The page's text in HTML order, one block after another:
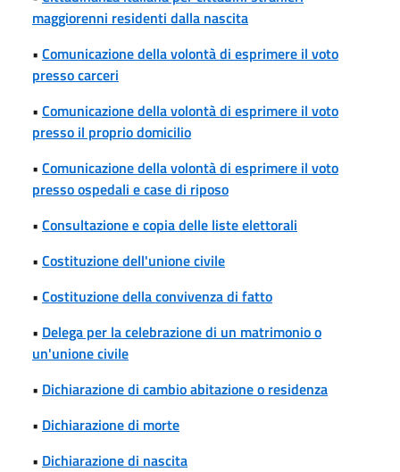
maggiorenni residenti dalla nascita
• Comunicazione della volontà di esprimere il voto
presso carceri
• Comunicazione della volontà di esprimere il voto
presso il proprio domicilio
• Comunicazione della volontà di esprimere il voto
presso ospedali e case di riposo
• Consultazione e copia delle liste elettorali
• Costituzione dell'unione civile
• Costituzione della convivenza di fatto
• Delega per la celebrazione di un matrimonio o
un'unione civile
• Dichiarazione di cambio abitazione o residenza
• Dichiarazione di morte
• Dichiarazione di nascita